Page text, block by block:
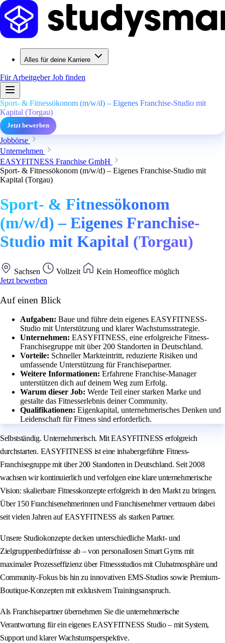
Alles für deine Karriere
Für ArbeitgeberJob finden
Sport- & Fitnessökonom (m/w/d) – Eigenes Franchise-Studio mit
Kapital (Torgau)
Jetzt bewerben
Jobbörse
Unternehmen
EASYFITNESS Franchise GmbH
Sport- & Fitnessökonom (m/w/d) – Eigenes Franchise-Studio mit
Kapital (Torgau)
Sport- & Fitnessökonom
(m/w/d) – Eigenes Franchise-
Studio mit Kapital (Torgau)
Sachsen Vollzeit
Kein Homeoffice möglich
Jetzt bewerben
Auf einen Blick
Aufgaben: Baue und führe dein eigenes EASYFITNESS-
Studio mit Unterstützung und klarer Wachstumsstrategie.
Unternehmen: EASYFITNESS, eine erfolgreiche Fitness-
Franchisegruppe mit über 200 Standorten in Deutschland.
Vorteile: Schneller Markteintritt, reduzierte Risiken und
umfassende Unterstützung für Franchisepartner.
Weitere Informationen: Erfahrene Franchise-Manager
unterstützen dich auf deinem Weg zum Erfolg.
Warum dieser Job: Werde Teil einer starken Marke und
gestalte das Fitnesserlebnis deiner Community.
Qualifikationen: Eigenkapital, unternehmerisches Denken und
Leidenschaft für Fitness sind erforderlich.
Selbstständig. Unternehmerisch. Mit EASYFITNESS erfolgreich
durchstarten. EASYFITNESS ist eine inhabergeführte Fitness-
Franchisegruppe mit über 200 Standorten in Deutschland. Seit 2008
wachsen wir kontinuierlich und verfolgen eine klare unternehmerische
Vision: skalierbare Fitnesskonzepte erfolgreich in den Markt zu bringen.
Über 150 Franchisenehmerinnen und Franchisenehmer vertrauen dabei
seit vielen Jahren auf EASYFITNESS als starken Partner.
Unsere Studiokonzepte decken unterschiedliche Markt- und
Zielgruppenbedürfnisse ab – von personallosen Smart Gyms mit
maximaler Prozesseffizienz über Fitnessstudios mit Clubatmosphäre und
Community-Fokus bis hin zu innovativen EMS-Studios sowie Premium-
Boutique-Konzepten mit exklusivem Trainingsanspruch.
Als Franchisepartner übernehmen Sie die unternehmerische
Verantwortung für ein eigenes EASYFITNESS Studio – mit System,
Support und klarer Wachstumsperspektive.